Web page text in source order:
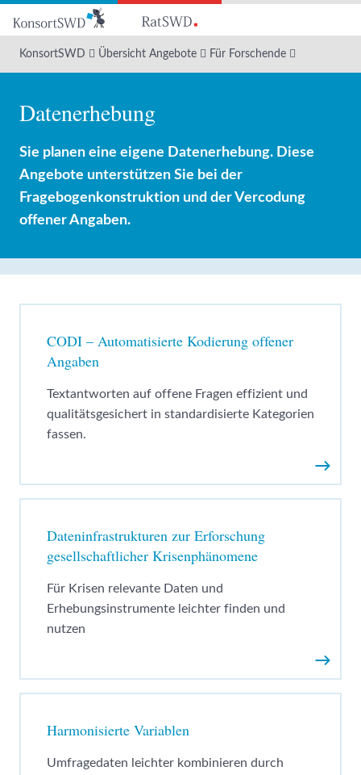
Hauptinhalt
KonsortSWD Übersicht Angebote Für Forschende
Datenerhebung
Sie planen eine eigene Datenerhebung. Diese
Angebote unterstützen Sie bei der
Fragebogenkonstruktion und der Vercodung
offener Angaben.
CODI – Automatisierte Kodierung offener
Angaben
Textantworten auf offene Fragen effizient und
qualitätsgesichert in standardisierte Kategorien
fassen.
Dateninfrastrukturen zur Erforschung
gesellschaftlicher Krisenphänomene
Für Krisen relevante Daten und
Erhebungsinstrumente leichter finden und
nutzen
Harmonisierte Variablen
Umfragedaten leichter kombinieren durch